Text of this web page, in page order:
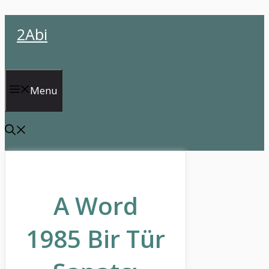
atla2Abi
Menu
A Word
1985 Bir Tür